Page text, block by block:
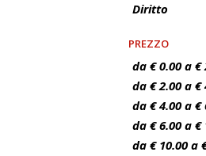
Diritto
PREZZO
da € 0.00 a €
da € 2.00 a €
da € 4.00 a €
da € 6.00 a €
da € 10.00 a